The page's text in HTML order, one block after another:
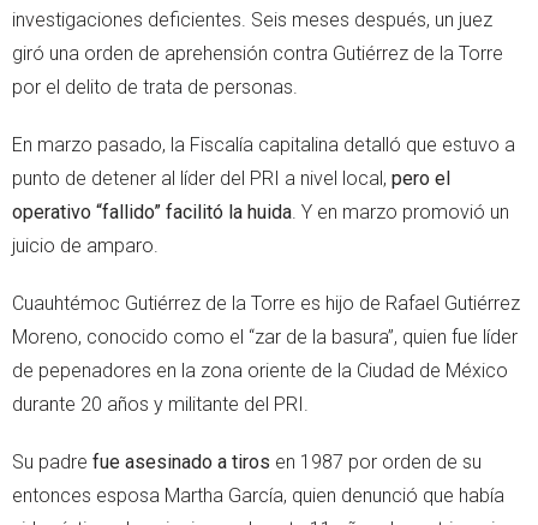
investigaciones deficientes. Seis meses después, un juez
giró una orden de aprehensión contra Gutiérrez de la Torre
por el delito de trata de personas.
En marzo pasado, la Fiscalía capitalina detalló que estuvo a
punto de detener al líder del PRI a nivel local, pero el
operativo “fallido” facilitó la huida. Y en marzo promovió un
juicio de amparo.
Cuauhtémoc Gutiérrez de la Torre es hijo de Rafael Gutiérrez
Moreno, conocido como el “zar de la basura”, quien fue líder
de pepenadores en la zona oriente de la Ciudad de México
durante 20 años y militante del PRI.
Su padre fue asesinado a tiros en 1987 por orden de su
entonces esposa Martha García, quien denunció que había